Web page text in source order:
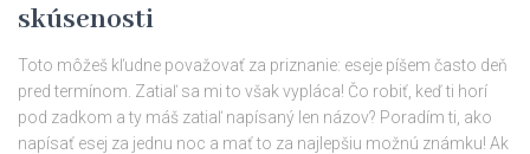
skúsenosti
Toto môžeš kľudne považovať za priznanie: eseje píšem často deň
pred termínom. Zatiaľ sa mi to však vypláca! Čo robiť, keď ti horí
pod zadkom a ty máš zatiaľ napísaný len názov? Poradím ti, ako
napísať esej za jednu noc a mať to za najlepšiu možnú známku! Ak